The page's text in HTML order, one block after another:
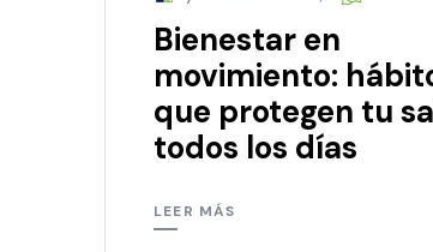
Bienestar en
movimiento:
que protegen tu
todos los días
LEER MÁS